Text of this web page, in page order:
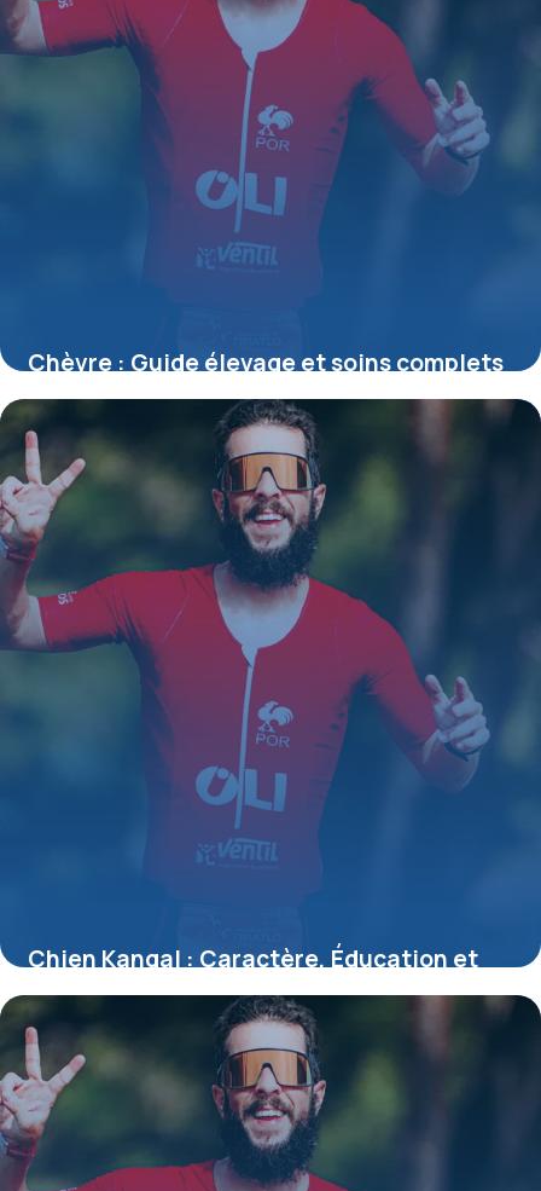
Chèvre : Guide élevage et soins complets
24 mai 2026
Chien Kangal : Caractère, Éducation et
Santé
17 mai 2026